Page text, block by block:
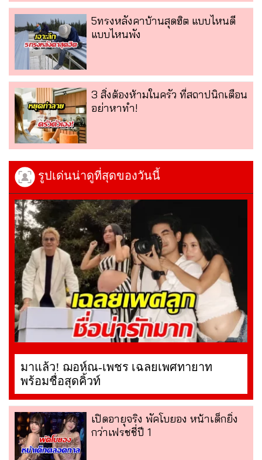
5ทรงหลังคาบ้านสุดฮิต แบบไหนดี
แบบไหนพัง
3 สิ่งต้องห้ามในครัว ที่สถาปนิกเตือน
อย่าหาทำ!
รูปเด่นน่าดูที่สุดของวันนี้
มาแล้ว! ฌอห์ณ-เพชร เฉลยเพศทายาท
พร้อมชื่อสุดคิ้วท์
เปิดอายุจริง พัคโบยอง หน้าเด็กยิ่ง
กว่าเฟรชชี่ปี 1